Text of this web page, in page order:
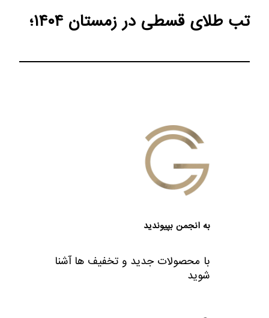
تب طلای قسطی در زمستان ۱۴۰۴؛
به انجمن بپیوندید
با محصولات جدید و تخفیف ها آشنا
شوید